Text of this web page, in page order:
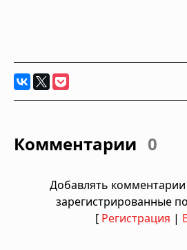
Комментарии 0
Добавлять комментарии
зарегистрированные
[ Регистрация |